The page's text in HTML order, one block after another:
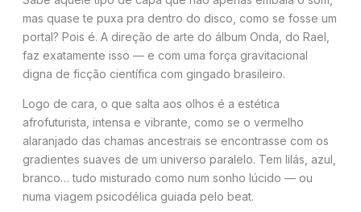
mas quase te puxa pra dentro do disco, como se fosse um
portal? Pois é. A direção de arte do álbum Onda, do Rael,
faz exatamente isso — e com uma força gravitacional
digna de ficção científica com gingado brasileiro.
Logo de cara, o que salta aos olhos é a estética
afrofuturista, intensa e vibrante, como se o vermelho
alaranjado das chamas ancestrais se encontrasse com os
gradientes suaves de um universo paralelo. Tem lilás, azul,
branco… tudo misturado como num sonho lúcido — ou
numa viagem psicodélica guiada pelo beat.